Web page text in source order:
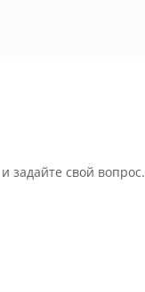
задайте свой вопрос.